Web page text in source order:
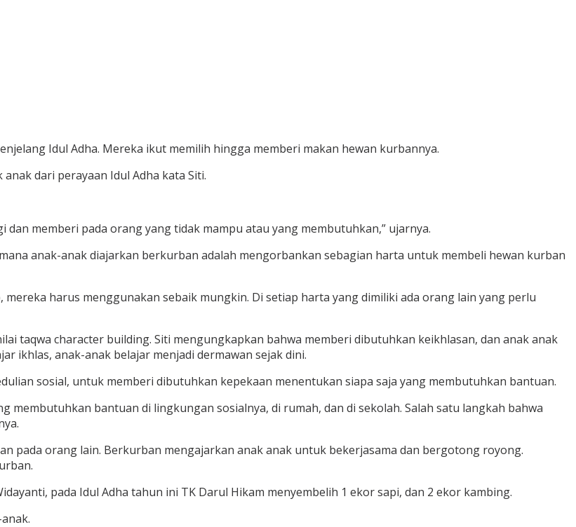
Idul Adha. Mereka ikut memilih hingga memberi makan hewan kurbannya.
dari perayaan Idul Adha kata Siti.
memberi pada orang yang tidak mampu atau yang membutuhkan,” ujarnya.
anak-anak diajarkan berkurban adalah mengorbankan sebagian harta untuk membeli hewan kurban
harus menggunakan sebaik mungkin. Di setiap harta yang dimiliki ada orang lain yang perlu
taqwa character building. Siti mengungkapkan bahwa memberi dibutuhkan keikhlasan, dan anak anak
ikhlas, anak-anak belajar menjadi dermawan sejak dini.
sosial, untuk memberi dibutuhkan kepekaan menentukan siapa saja yang membutuhkan bantuan.
membutuhkan bantuan di lingkungan sosialnya, di rumah, dan di sekolah. Salah satu langkah bahwa
pada orang lain. Berkurban mengajarkan anak anak untuk bekerjasama dan bergotong royong.
pada Idul Adha tahun ini TK Darul Hikam menyembelih 1 ekor sapi, dan 2 ekor kambing.